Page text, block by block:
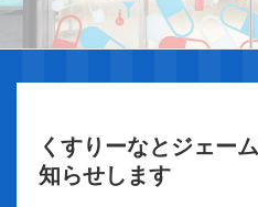
くすりーなとジェー
知らせします